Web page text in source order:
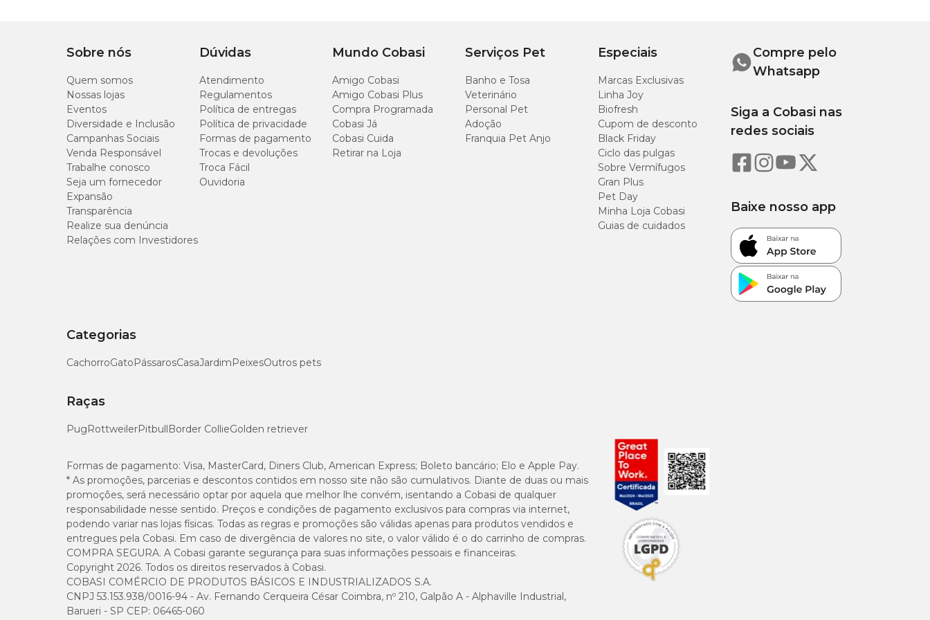
Indicação
Indicado para armazenar biscoitos e rações de pássaros, cães, gatos, roedores, coelhos e outros pets.
Diferenciais do Produto Ou
Potehermético
com vedação eficiente. Cor fechada que ajuda a proteger o alimento da luz. Formato retangular e empilhável, ideal para otimizar espaço e
manter a organização ao armazenar ração e biscoitos.
Sobre nós
Quem somos
Nossas lojas
Eventos
Diversidade e Inclusão
Campanhas Sociais
Venda Responsável
Trabalhe conosco
Seja um fornecedor
Expansão
Transparência
Realize sua denúncia
Relações com Investidores
Dúvidas
Atendimento
Regulamentos
Política de entregas
Política de privacidade
Formas de pagamento
Trocas e devoluções
Troca Fácil
Ouvidoria
Mundo Cobasi
Amigo Cobasi
Amigo Cobasi Plus
Compra Programada
Cobasi Já
Cobasi Cuida
Retirar na Loja
Serviços Pet
Banho e Tosa
Veterinário
Personal Pet
Adoção
Franquia Pet Anjo
Especiais
Marcas Exclusivas
Linha Joy
Biofresh
Cupom de desconto
Black Friday
Ciclo das pulgas
Sobre Vermífugos
Gran Plus
Pet Day
Minha Loja Cobasi
Guias de cuidados
Categorias
CachorroGatoPássarosCasaJardimPeixesOutros pets
Raças
PugRottweilerPitbullBorder CollieGolden retriever
Compre pelo
Whatsapp
Siga a Cobasi nas
redes sociais
Baixe nosso app
Formas de pagamento: Visa, MasterCard, Diners Club, American Express; Boleto bancário; Elo e Apple Pay.
* As promoções, parcerias e descontos contidos em nosso site não são cumulativos. Diante de duas ou mais
promoções, será necessário optar por aquela que melhor lhe convém, isentando a Cobasi de qualquer
responsabilidade nesse sentido. Preços e condições de pagamento exclusivos para compras via internet,
podendo variar nas lojas físicas. Todas as regras e promoções são válidas apenas para produtos vendidos e
entregues pela Cobasi. Em caso de divergência de valores no site, o valor válido é o do carrinho de compras.
COMPRA SEGURA. A Cobasi garante segurança para suas informações pessoais e financeiras.
Copyright 2026. Todos os direitos reservados à Cobasi.
COBASI COMÉRCIO DE PRODUTOS BÁSICOS E INDUSTRIALIZADOS S.A.
CNPJ 53.153.938/0016-94 - Av. Fernando Cerqueira César Coimbra, nº 210, Galpão A - Alphaville Industrial,
Barueri - SP CEP: 06465-060